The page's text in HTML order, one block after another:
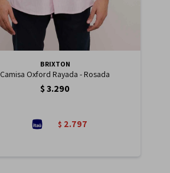
BRIXTON
Camisa Oxford Rayada - Rosada
$3.290
$ 2.797